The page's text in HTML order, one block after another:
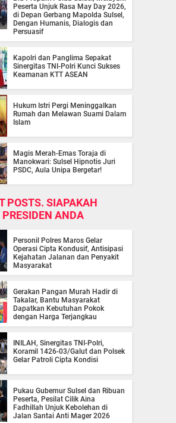
Peserta Unjuk Rasa May Day 2026,
di Depan Gerbang Mapolda Sulsel,
Dengan Humanis, Dialogis dan
Persuasif
Kapolri dan Panglima Sepakat
Sinergitas TNI-Polri Kunci Sukses
Keamanan KTT ASEAN
Hukum Istri Pergi Meninggalkan
Rumah dan Melawan Suami Dalam
Islam
Magis Merah-Emas Toraja di
Manokwari: Sulsel Hipnotis Juri
PSDC, Aula Unipa Bergetar!
POSTS. SIAPAKAH
ANDA
Personil Polres Maros Gelar
Operasi Cipta Kondusif, Antisipasi
Kejahatan Jalanan dan Penyakit
Masyarakat
Gerakan Pangan Murah Hadir di
Takalar, Bantu Masyarakat
Dapatkan Kebutuhan Pokok
dengan Harga Terjangkau
INILAH, Sinergitas TNI-Polri,
Koramil 1426-03/Galut dan Polsek
Gelar Patroli Cipta Kondisi
Pukau Gubernur Sulsel dan Ribuan
Peserta, Pesilat Cilik Aina
Fadhillah Unjuk Kebolehan di
Jalan Santai Anti Mager 2026